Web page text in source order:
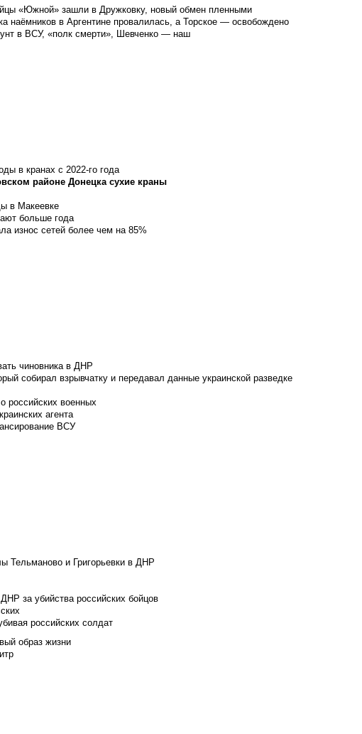
«Южной» зашли в Дружковку, новый обмен пленными
наёмников в Аргентине провалилась, а Торское — освобождено
в ВСУ, «полк смерти», Шевченко — наш
в кранах с 2022-го года
районе Донецка сухие краны
в Макеевке
больше года
износ сетей более чем на 85%
чиновника в ДНР
собирал взрывчатку и передавал данные украинской разведке
российских военных
агента
ВСУ
Тельманово и Григорьевки в ДНР
за убийства российских бойцов
российских солдат
образ жизни